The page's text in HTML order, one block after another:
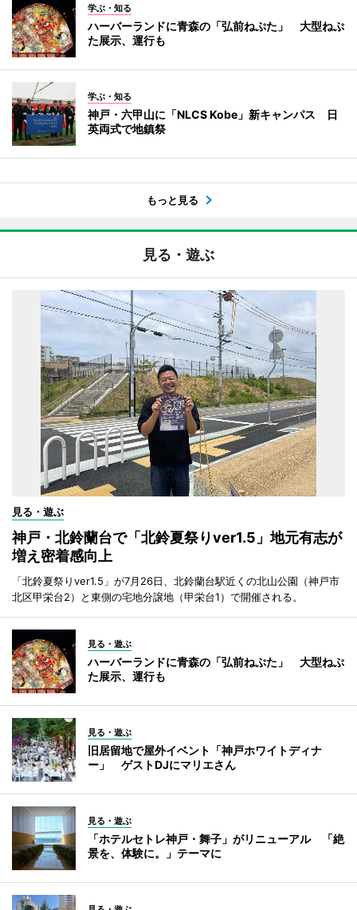
学ぶ・知る
ハーバーランドに青森の「弘前ねぷた」 大型ねぷ
た展示、運行も
学ぶ・知る
神戸・六甲山に「NLCS Kobe」新キャンパス 日
英両式で地鎮祭
もっと見る
見る・遊ぶ
見る・遊ぶ
神戸・北鈴蘭台で「北鈴夏祭りver1.5」地元有志が
増え密着感向上
「北鈴夏祭りver1.5」が7月26日、北鈴蘭台駅近くの北山公園（神戸市
北区甲栄台2）と東側の宅地分譲地（甲栄台1）で開催される。
見る・遊ぶ
ハーバーランドに青森の「弘前ねぷた」 大型ねぷ
た展示、運行も
見る・遊ぶ
旧居留地で屋外イベント「神戸ホワイトディナ
ー」 ゲストDJにマリエさん
見る・遊ぶ
「ホテルセトレ神戸・舞子」がリニューアル 「絶
景を、体験に。」テーマに